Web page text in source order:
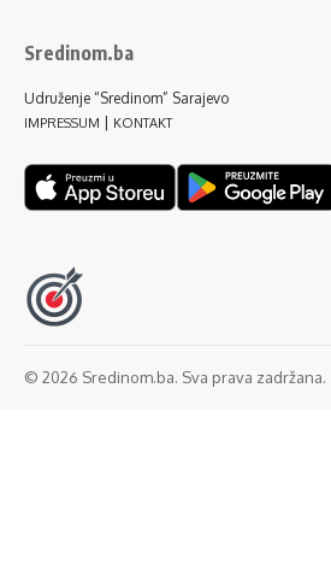
Sredinom.ba
Udruženje “Sredinom” Sarajevo
IMPRESSUM KONTAKT
© 2026 Sredinom.ba. Sva prava zadržana.